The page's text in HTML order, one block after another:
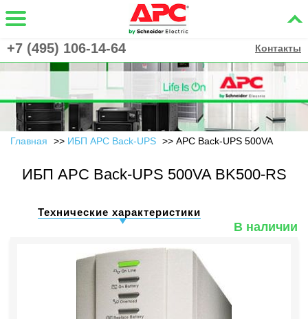
+7 (495) 106-14-64 Контакты
Главная ИБП APC Back-UPS APC Back-UPS 500VA
ИБП APC Back-UPS 500VA BK500-RS
Технические характеристики
В наличии